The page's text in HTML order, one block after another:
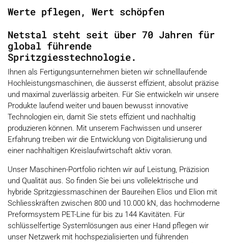
Werte pflegen, Wert schöpfen
Netstal steht seit über 70 Jahren für
global führende
Spritzgiesstechnologie.
Ihnen als Fertigungsunternehmen bieten wir schnelllaufende
Hochleistungsmaschinen, die äusserst effizient, absolut präzise
und maximal zuverlässig arbeiten. Für Sie entwickeln wir unsere
Produkte laufend weiter und bauen bewusst innovative
Technologien ein, damit Sie stets effizient und nachhaltig
produzieren können. Mit unserem Fachwissen und unserer
Erfahrung treiben wir die Entwicklung von Digitalisierung und
einer nachhaltigen Kreislaufwirtschaft aktiv voran.
Unser Maschinen-Portfolio richten wir auf Leistung, Präzision
und Qualität aus. So finden Sie bei uns vollelektrische und
hybride Spritzgiessmaschinen der Baureihen Elios und Elion mit
Schliesskräften zwischen 800 und 10.000 kN, das hochmoderne
Preformsystem PET-Line für bis zu 144 Kavitäten. Für
schlüsselfertige Systemlösungen aus einer Hand pflegen wir
unser Netzwerk mit hochspezialisierten und führenden